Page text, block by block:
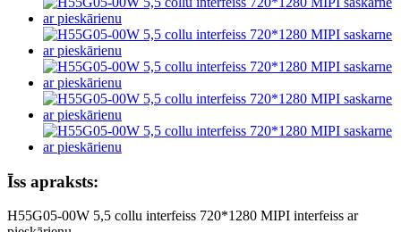
Īss apraksts:
H55G05-00W 5,5 collu interfeiss 720*1280 MIPI interfeiss ar